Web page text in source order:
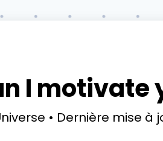
I motivate
Dernière mise à